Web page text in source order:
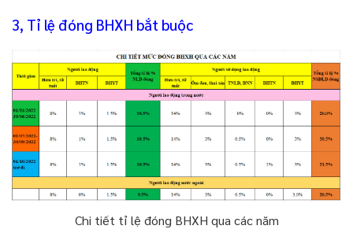
3, Tỉ lệ đóng BHXH bắt buộc
Chi tiết tỉ lệ đóng BHXH qua các năm